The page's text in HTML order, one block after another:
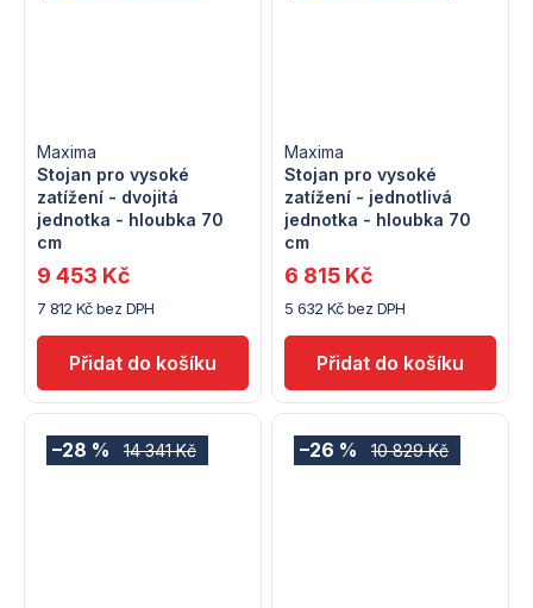
Stojan pro vysoké
zatížení - dvojitá
jednotka - hloubka 70
cm
Maxima
7 812 Kč bez DPH
9 453 Kč
Stojan pro vysoké
zatížení - jednotlivá
jednotka - hloubka 70
cm
Maxima
5 632 Kč bez DPH
6 815 Kč
14 341 Kč
–28 % 10 829 Kč
–26 %